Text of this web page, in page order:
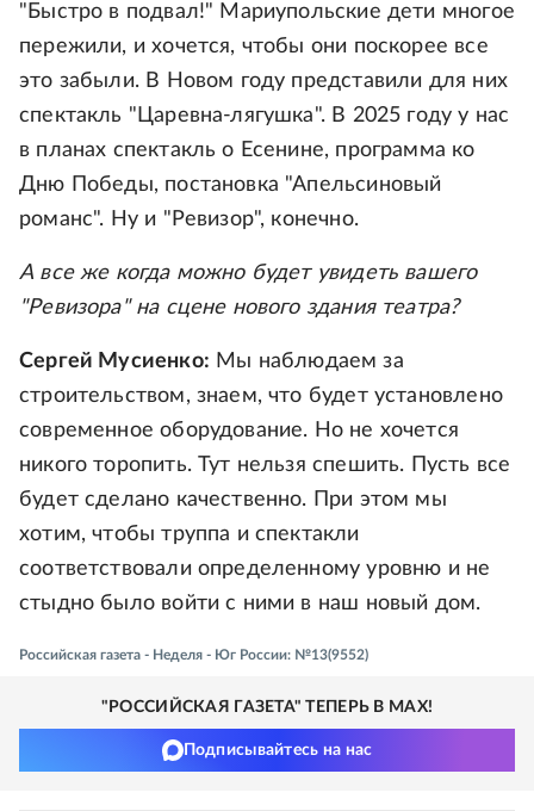
"Быстро в подвал!" Мариупольские дети многое
пережили, и хочется, чтобы они поскорее все
это забыли. В Новом году представили для них
спектакль "Царевна-лягушка". В 2025 году у нас
в планах спектакль о Есенине, программа ко
Дню Победы, постановка "Апельсиновый
романс". Ну и "Ревизор", конечно.
А все же когда можно будет увидеть вашего
"Ревизора" на сцене нового здания театра?
Сергей Мусиенко: Мы наблюдаем за
строительством, знаем, что будет установлено
современное оборудование. Но не хочется
никого торопить. Тут нельзя спешить. Пусть все
будет сделано качественно. При этом мы
хотим, чтобы труппа и спектакли
соответствовали определенному уровню и не
стыдно было войти с ними в наш новый дом.
Российская газета - Неделя - Юг России: №13(9552)
"РОССИЙСКАЯ ГАЗЕТА" ТЕПЕРЬ В MAX!
Подписывайтесь на нас